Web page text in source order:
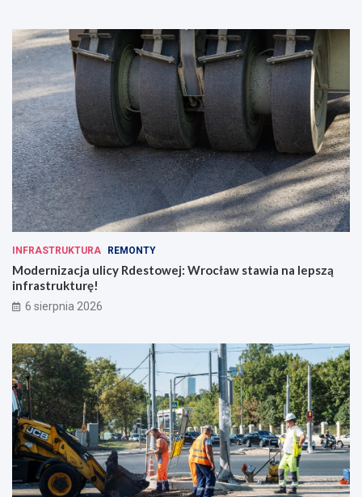
INFRASTRUKTURA REMONTY
Modernizacja ulicy Rdestowej: Wrocław stawia na lepszą
infrastrukturę!
6 sierpnia 2026